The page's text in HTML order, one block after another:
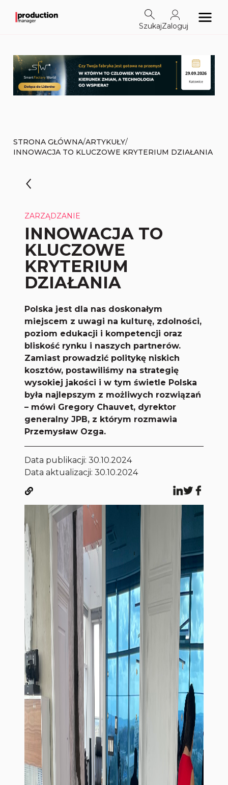
SzukajZaloguj
STRONA GŁÓWNA/ARTYKUŁY/
INNOWACJA TO KLUCZOWE KRYTERIUM DZIAŁANIA
ZARZĄDZANIE
INNOWACJA TO
KLUCZOWE
KRYTERIUM
DZIAŁANIA
Polska jest dla nas doskonałym
miejscem z uwagi na kulturę, zdolności,
poziom edukacji i kompetencji oraz
bliskość rynku i naszych partnerów.
Zamiast prowadzić politykę niskich
kosztów, postawiliśmy na strategię
wysokiej jakości i w tym świetle Polska
była najlepszym z możliwych rozwiązań
– mówi Gregory Chauvet, dyrektor
generalny JPB, z którym rozmawia
Przemysław Ozga.
Data publikacji:30.10.2024
Data aktualizacji: 30.10.2024